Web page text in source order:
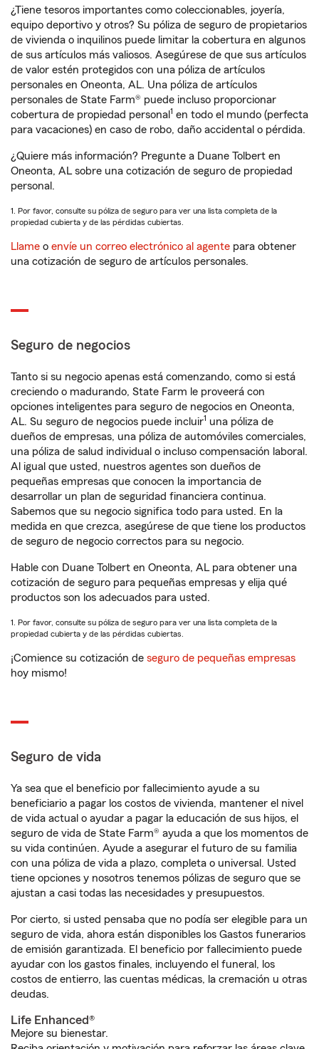
¿Tiene tesoros importantes como coleccionables, joyería,
equipo deportivo y otros? Su póliza de seguro de propietarios
de vivienda o inquilinos puede limitar la cobertura en algunos
de sus artículos más valiosos. Asegúrese de que sus artículos
de valor estén protegidos con una póliza de artículos
personales en Oneonta, AL. Una póliza de artículos
personales de State Farm® puede incluso proporcionar
cobertura de propiedad personal 1 en todo el mundo (perfecta
para vacaciones) en caso de robo, daño accidental o pérdida.
¿Quiere más información? Pregunte a Duane Tolbert en
Oneonta, AL sobre una cotización de seguro de propiedad
personal.
1. Por favor, consulte su póliza de seguro para ver una lista completa de la
propiedad cubierta y de las pérdidas cubiertas.
Llame o envíe un correo electrónico al agente para obtener
una cotización de seguro de artículos personales.
Seguro de negocios
Tanto si su negocio apenas está comenzando, como si está
creciendo o madurando, State Farm le proveerá con
opciones inteligentes para seguro de negocios en Oneonta,
AL. Su seguro de negocios puede incluir1 una póliza de
dueños de empresas, una póliza de automóviles comerciales,
una póliza de salud individual o incluso compensación laboral.
Al igual que usted, nuestros agentes son dueños de
pequeñas empresas que conocen la importancia de
desarrollar un plan de seguridad financiera continua.
Sabemos que su negocio significa todo para usted. En la
medida en que crezca, asegúrese de que tiene los productos
de seguro de negocio correctos para su negocio.
Hable con Duane Tolbert en Oneonta, AL para obtener una
cotización de seguro para pequeñas empresas y elija qué
productos son los adecuados para usted.
1. Por favor, consulte su póliza de seguro para ver una lista completa de la
propiedad cubierta y de las pérdidas cubiertas.
¡Comience su cotización de seguro de pequeñas empresas
hoy mismo!
Seguro de vida
Ya sea que el beneficio por fallecimiento ayude a su
beneficiario a pagar los costos de vivienda, mantener el nivel
de vida actual o ayudar a pagar la educación de sus hijos, el
seguro de vida de State Farm® ayuda a que los momentos de
su vida continúen. Ayude a asegurar el futuro de su familia
con una póliza de vida a plazo, completa o universal. Usted
tiene opciones y nosotros tenemos pólizas de seguro que se
ajustan a casi todas las necesidades y presupuestos.
Por cierto, si usted pensaba que no podía ser elegible para un
seguro de vida, ahora están disponibles los Gastos funerarios
de emisión garantizada. El beneficio por fallecimiento puede
ayudar con los gastos finales, incluyendo el funeral, los
costos de entierro, las cuentas médicas, la cremación u otras
deudas.
Life Enhanced®
Mejore su bienestar.